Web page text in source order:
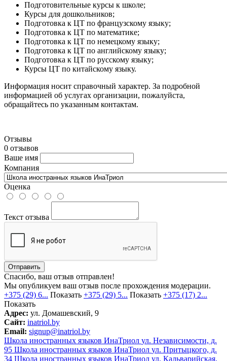
Подготовительные курсы к школе;
Курсы для дошкольников;
Подготовка к ЦТ по французскому языку;
Подготовка к ЦТ по математике;
Подготовка к ЦТ по немецкому языку;
Подготовка к ЦТ по английскому языку;
Подготовка к ЦТ по русскому языку;
Курсы ЦТ по китайскому языку.
Информация носит справочный характер. За подробной
информацией об услугах организации, пожалуйста,
обращайтесь по указанным контактам.
Отзывы
0 отзывов
Ваше имя
Компания
Оценка
Текст отзыва
Отправить
Спасибо, ваш отзыв отправлен!
Мы опубликуем ваш отзыв после прохождения модерации.
+375 (29) 6... Показать +375 (29) 5... Показать +375 (17) 2...
Показать
Адрес: ул. Домашевский, 9
Сайт: inatriol.by
Email: signup@inatriol.by
Школа иностранных языков ИнаТриол ул. Независимости, д.
95 Школа иностранных языков ИнаТриол ул. Притыцкого, д.
34 Школа иностранных языков ИнаТриол ул. Кальварийская,